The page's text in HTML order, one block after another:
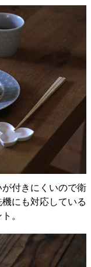
付きにくいので衛
にも対応している
。